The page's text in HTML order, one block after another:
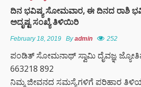
ದಿನ ಭವಿಷ್ಯ ಸೋಮವಾರ, ಈ ದಿನದ ರಾಶಿ
ಅದೃಷ್ಟ ಸಂಖ್ಯೆ ತಿಳಿಯಿರಿ
February 18, 2019 Byadmin 252
ಪಂಡಿತ್ ಸೋಮನಾಥ್ ಸ್ವಾಮಿ ದೈವಜ್ಞ
663218 892
ನಿಮ್ಮ ಜೀವನದ ಸಮಸ್ಯೆಗಳಿಗೆ ಪರಿಹಾರ